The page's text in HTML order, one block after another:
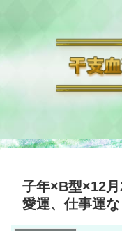
子年×B型×12
愛運、仕事運